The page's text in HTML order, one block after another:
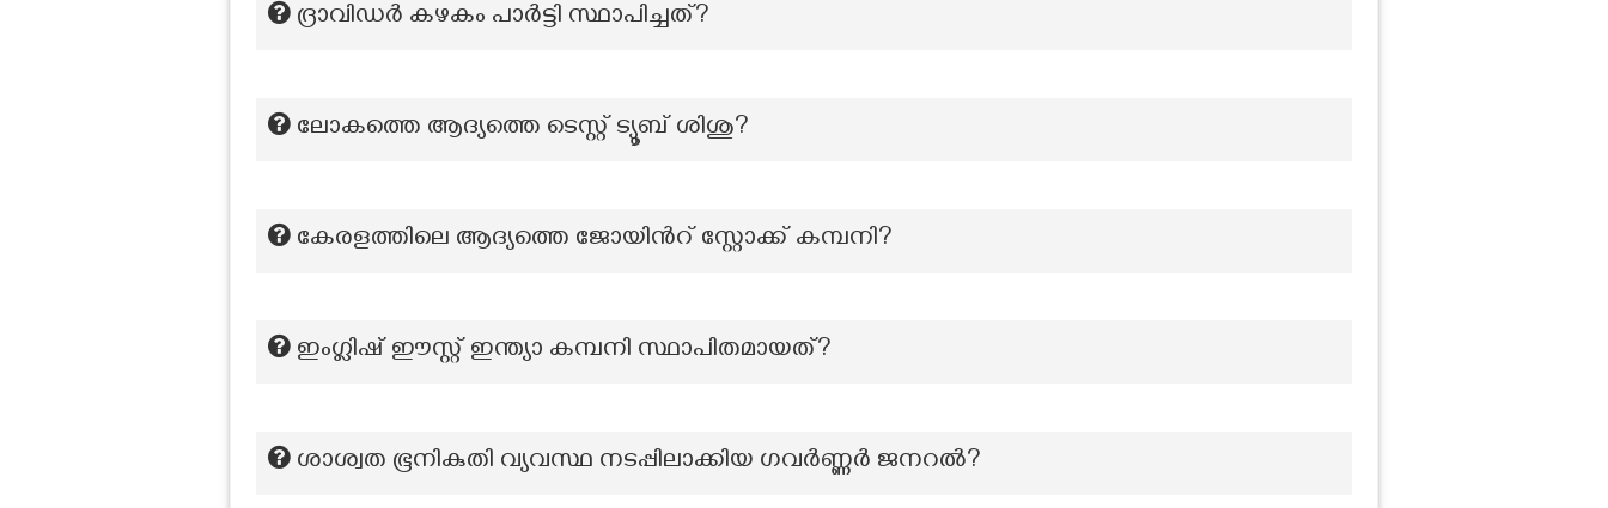
ദ്രാവിഡർ കഴകം പാർട്ടി സ്ഥാപിച്ചത്?
ലോകത്തെ ആദ്യത്തെ ടെസ്റ്റ് ട്യൂബ് ശിശു?
കേരളത്തിലെ ആദ്യത്തെ ജോയിന്‍റ് സ്റ്റോക്ക് കമ്പനി?
ഇംഗ്ലിഷ് ഈസ്റ്റ് ഇന്ത്യാ കമ്പനി സ്ഥാപിതമായത്?
ശാശ്വത ഭൂനികുതി വ്യവസ്ഥ നടപ്പിലാക്കിയ ഗവർണ്ണർ ജനറൽ?